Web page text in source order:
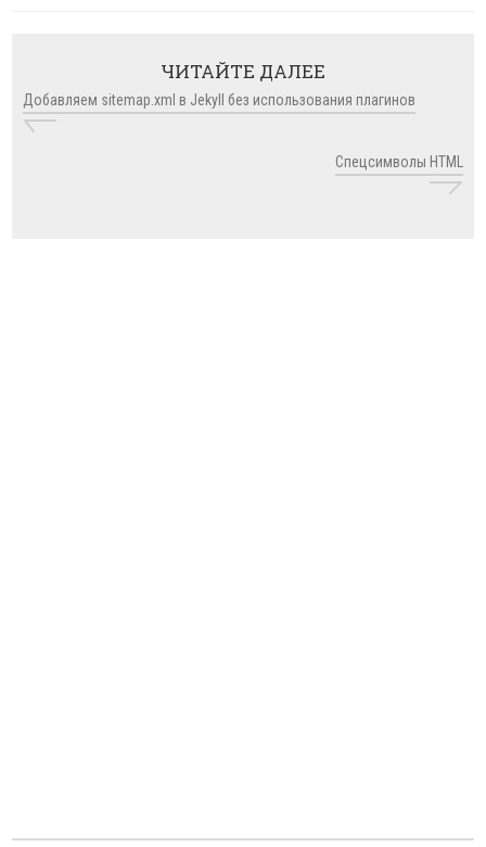
ЧИТАЙТЕ ДАЛЕЕ
Добавляем sitemap.xml в Jekyll без использования плагинов
Спецсимволы HTML